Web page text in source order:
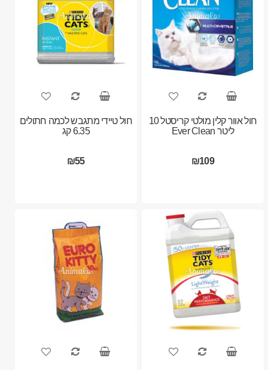
חול אוור קלין מולטי קריסטל 10
ליטר Ever Clean
₪109
חול טיידי מתגבש לכמה חתולים
6.35 קג
₪55